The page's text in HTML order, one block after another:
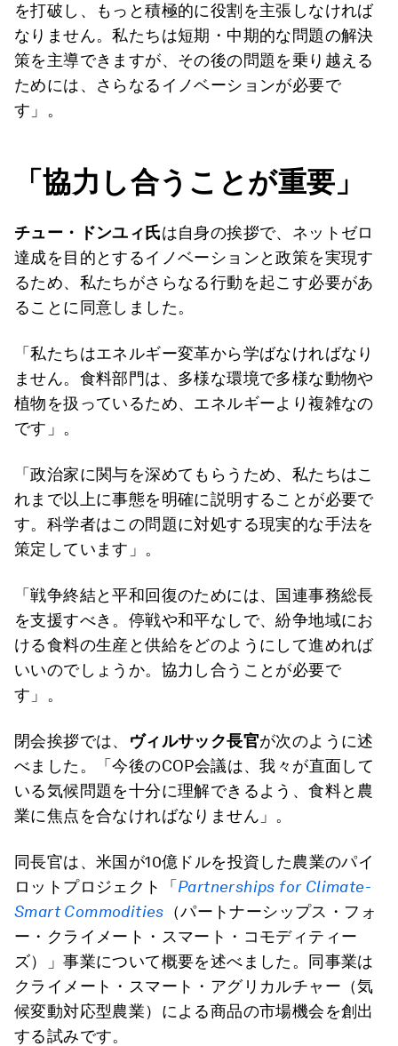
を打破し、もっと積極的に役割を主張しなければ
なりません。私たちは短期・中期的な問題の解決
策を主導できますが、その後の問題を乗り越える
ためには、さらなるイノベーションが必要で
す」。
「協力し合うことが重要」
チュー・ドンユィ氏は自身の挨拶で、ネットゼロ
達成を目的とするイノベーションと政策を実現す
るため、私たちがさらなる行動を起こす必要があ
ることに同意しました。
「私たちはエネルギー変革から学ばなければなり
ません。食料部門は、多様な環境で多様な動物や
植物を扱っているため、エネルギーより複雑なの
です」。
「政治家に関与を深めてもらうため、私たちはこ
れまで以上に事態を明確に説明することが必要で
す。科学者はこの問題に対処する現実的な手法を
策定しています」。
「戦争終結と平和回復のためには、国連事務総長
を支援すべき。停戦や和平なしで、紛争地域にお
ける食料の生産と供給をどのようにして進めれば
いいのでしょうか。協力し合うことが必要で
す」。
閉会挨拶では、 ヴィルサック長官が次のように述
べました。「今後のCOP会議は、我々が直面して
いる気候問題を十分に理解できるよう、食料と農
業に焦点を合なければなりません」。
同長官は、米国が10億ドルを投資した農業のパイ
ロットプロジェクト「 Partnerships for Climate-
Smart Commodities （パートナーシップス・フォ
ー・クライメート・スマート・コモディティー
ズ）」事業について概要を述べました。同事業は
クライメート・スマート・アグリカルチャー（気
候変動対応型農業）による商品の市場機会を創出
する試みです。